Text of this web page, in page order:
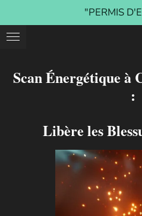
au
contenu
"PERMIS
Scan Énergétique à
:
Libère les